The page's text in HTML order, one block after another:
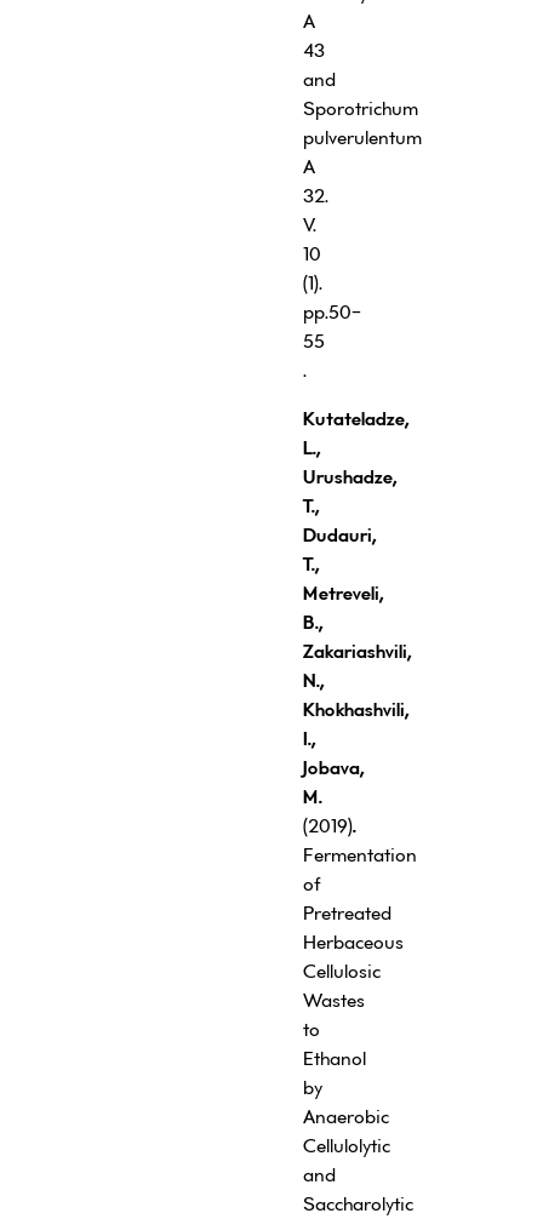
A
43
and
Sporotrichum
pulverulentum
A
32.
V.
10
(1).
pp.50-
55
.
Kutateladze,
L.,
Urushadze,
T.,
Dudauri,
T.,
Metreveli,
B.,
Zakariashvili,
N.,
Khokhashvili,
I.,
Jobava,
M.
(2019).
Fermentation
of
Pretreated
Herbaceous
Cellulosic
Wastes
to
Ethanol
by
Anaerobic
Cellulolytic
and
Saccharolytic